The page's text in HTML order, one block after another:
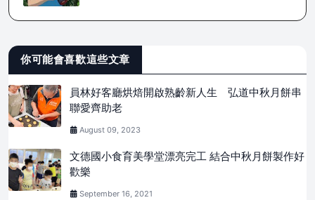
你可能會喜歡這些文章
員林好客廳烘焙開啟熟齡新人生 弘道中秋月餅串
聯愛齊助老
August 09, 2023
文德國小食育美學堂漂亮完工 結合中秋月餅製作好
歡樂
September 16, 2021